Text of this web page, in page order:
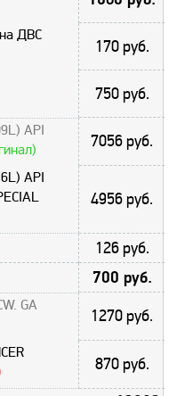
ДВС
170 руб.
750 руб.
API
7056 руб.
API
4956 руб.
126 руб.
700 руб.
GA
1270 руб.
870 руб.